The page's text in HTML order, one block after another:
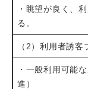
・眺望が良く、
る。
（2）利用者誘客
・一般利用可能
進）